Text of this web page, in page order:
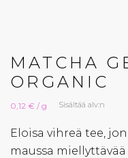
MATCHA
ORGANIC
0,12 € / g Sisältää alv:n
Eloisa vihreä tee,
maussa